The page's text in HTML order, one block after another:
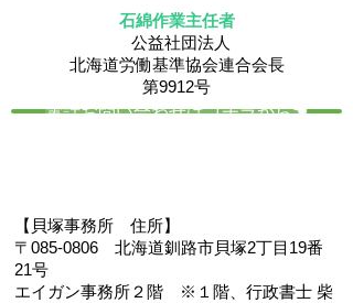
石綿作業主任者
公益社団法人
​北海道労働基準協会連合会長
第9912号
電話お問い合わせはコチラから☚
【貝塚事務所 住所】
〒085-0806 北海道釧路市貝塚2丁目19番
21号
エイガン事務所２階
※１階、 行政書士 柴